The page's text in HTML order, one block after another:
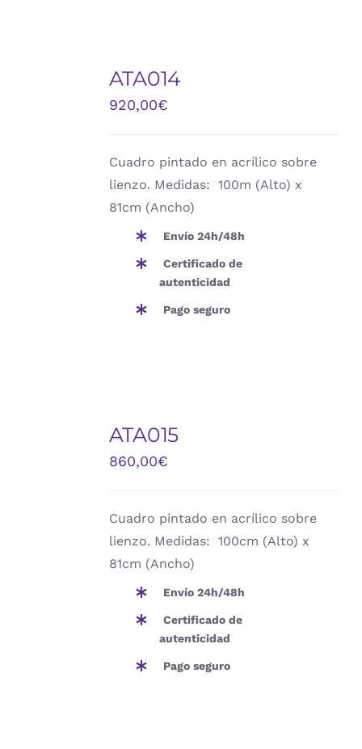
ATA014
920,00€
Cuadro pintado en acrílico sobre
lienzo. Medidas: 100m (Alto) x
81cm (Ancho)
Envío 24h/48h
Certificado de
autenticidad
Pago seguro
ATA015
860,00€
Cuadro pintado en acrílico sobre
lienzo. Medidas: 100cm (Alto) x
81cm (Ancho)
Envío 24h/48h
Certificado de
autenticidad
Pago seguro